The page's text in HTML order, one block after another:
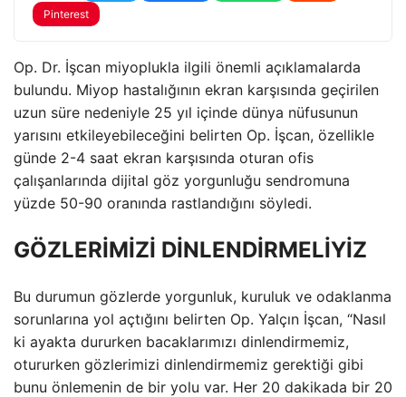
Pinterest
Op. Dr. İşcan miyoplukla ilgili önemli açıklamalarda
bulundu. Miyop hastalığının ekran karşısında geçirilen
uzun süre nedeniyle 25 yıl içinde dünya nüfusunun
yarısını etkileyebileceğini belirten Op. İşcan, özellikle
günde 2-4 saat ekran karşısında oturan ofis
çalışanlarında dijital göz yorgunluğu sendromuna
yüzde 50-90 oranında rastlandığını söyledi.
GÖZLERİMİZİ DİNLENDİRMELİYİZ
Bu durumun gözlerde yorgunluk, kuruluk ve odaklanma
sorunlarına yol açtığını belirten Op. Yalçın İşcan, “Nasıl
ki ayakta dururken bacaklarımızı dinlendirmemiz,
otururken gözlerimizi dinlendirmemiz gerektiği gibi
bunu önlemenin de bir yolu var. Her 20 dakikada bir 20